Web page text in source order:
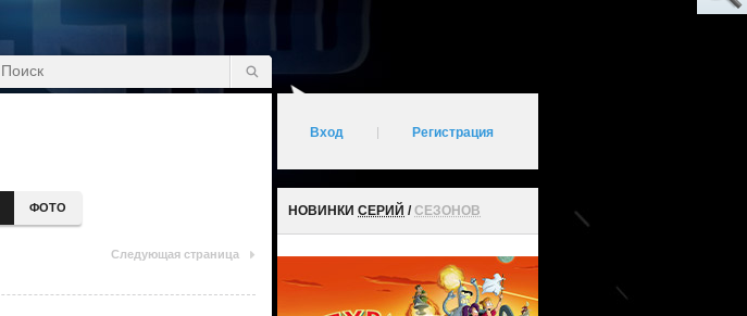
ФОТО
Следующая страница
Вход Регистрация
НОВИНКИ СЕРИЙ /СЕЗОНОВ